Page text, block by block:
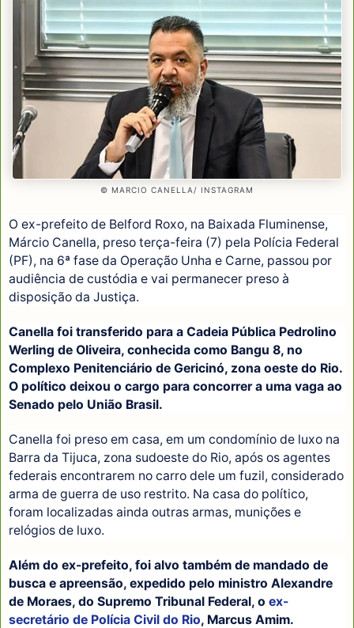
© MARCIO CANELLA/ INSTAGRAM
O ex-prefeito de Belford Roxo, na Baixada Fluminense,
Márcio Canella, preso terça-feira (7) pela Polícia Federal
(PF), na 6ª fase da Operação Unha e Carne, passou por
audiência de custódia e vai permanecer preso à
disposição da Justiça.
Canella foi transferido para a Cadeia Pública Pedrolino
Werling de Oliveira, conhecida como Bangu 8, no
Complexo Penitenciário de Gericinó, zona oeste do Rio.
O político deixou o cargo para concorrer a uma vaga ao
Senado pelo União Brasil.
Canella foi preso em casa, em um condomínio de luxo na
Barra da Tijuca, zona sudoeste do Rio, após os agentes
federais encontrarem no carro dele um fuzil, considerado
arma de guerra de uso restrito. Na casa do político,
foram localizadas ainda outras armas, munições e
relógios de luxo.
Além do ex-prefeito, foi alvo também de mandado de
busca e apreensão, expedido pelo ministro Alexandre
de Moraes, do Supremo Tribunal Federal, o ex-
secretário de Polícia Civil do Rio, Marcus Amim.